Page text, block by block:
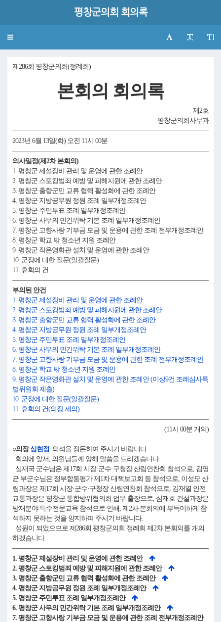
평창군의회 회의록
Toggle
제286회 평창군의회(정례회)
본회의 회의록
제2호
평창군의회사무과
2023년 6월 13일(화) 오전 11시 00분
의사일정(제2차 본회의)
1. 평창군 제설장비 관리 및 운영에 관한 조례안
2. 평창군 스토킹범죄 예방 및 피해지원에 관한 조례안
3. 평창군 출향군민 교류 협력 활성화에 관한 조례안
4. 평창군 지방공무원 정원 조례 일부개정조례안
5. 평창군 주민투표 조례 일부개정조례안
6. 평창군 사무의 민간위탁 기본 조례 일부개정조례안
7. 평창군 고향사랑 기부금 모금 및 운용에 관한 조례 전부개정조례안
8. 평창군 학교 밖 청소년 지원 조례안
9. 평창군 작은영화관 설치 및 운영에 관한 조례안
10. 군정에 대한 질문(일괄질문)
11. 휴회의 건
부의된 안건
1. 평창군 제설장비 관리 및 운영에 관한 조례안
2. 평창군 스토킹범죄 예방 및 피해지원에 관한 조례안
3. 평창군 출향군민 교류 협력 활성화에 관한 조례안
4. 평창군 지방공무원 정원 조례 일부개정조례안
5. 평창군 주민투표 조례 일부개정조례안
6. 평창군 사무의 민간위탁 기본 조례 일부개정조례안
7. 평창군 고향사랑 기부금 모금 및 운용에 관한 조례 전부개정조례안
8. 평창군 학교 밖 청소년 지원 조례안
9. 평창군 작은영화관 설치 및 운영에 관한 조례안 (이상9건 조례심사특
별위원회 제출)
10. 군정에 대한 질문(일괄질문)
11. 휴회의 건(의장 제의)
(11시 00분 개의)
○의장심현정: 의석을 정돈하여 주시기 바랍니다.
회의에 앞서, 의원님들께 양해 말씀을 드리겠습니다.
심재국 군수님은 제17회 시장·군수·구청장 산림연찬회 참석으로, 김영
균 부군수님은 정부합동평가 제1차 대책보고회 등 참석으로, 이성모 산
림과장은 제17회 시장·군수·구청장 산림연찬회 참석으로, 김재열 안전
교통과장은 평창군 통합방위협의회 업무 출장으로, 심재호 건설과장은
방재분야 특수전문교육 참석으로 인해, 제2차 본회의에 부득이하게 참
석하지 못하는 것을 양지하여 주시기 바랍니다.
성원이 되었으므로 제286회 평창군의회 정례회 제2차 본회의를 개의
하겠습니다.
1. 평창군 제설장비 관리 및 운영에 관한 조례안
2. 평창군 스토킹범죄 예방 및 피해지원에 관한 조례안
3. 평창군 출향군민 교류 협력 활성화에 관한 조례안
4. 평창군 지방공무원 정원 조례 일부개정조례안
5. 평창군 주민투표 조례 일부개정조례안
6. 평창군 사무의 민간위탁 기본 조례 일부개정조례안
7. 평창군 고향사랑 기부금 모금 및 운용에 관한 조례 전부개정조례안